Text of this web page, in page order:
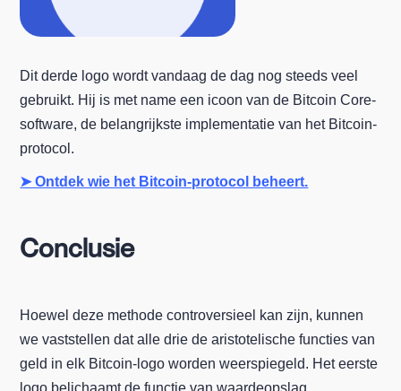
Dit derde logo wordt vandaag de dag nog steeds veel
gebruikt. Hij is met name een icoon van de Bitcoin Core-
software, de belangrijkste implementatie van het Bitcoin-
protocol.
➤ Ontdek wie het Bitcoin-protocol beheert.
Conclusie
Hoewel deze methode controversieel kan zijn, kunnen
we vaststellen dat alle drie de aristotelische functies van
geld in elk Bitcoin-logo worden weerspiegeld. Het eerste
logo belichaamt de functie van waardeopslag,